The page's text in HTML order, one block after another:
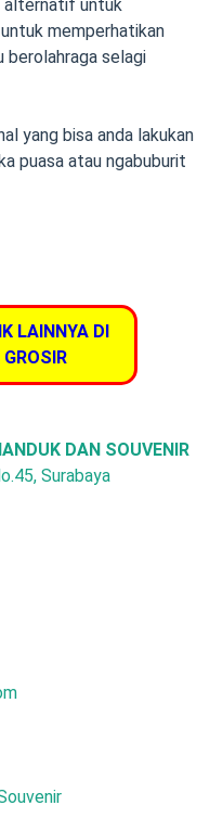
alternatif untuk
memperhatikan
berolahraga selagi
yang bisa anda lakukan
puasa atau ngabuburit
LAINNYA DI
DAN SOUVENIR
Surabaya